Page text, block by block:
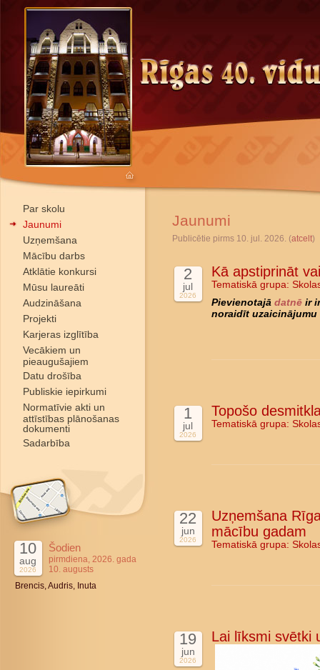
Par skolu
Jaunumi
Uzņemšana
Mācību darbs
Atklātie konkursi
Mūsu laureāti
Audzināšana
Projekti
Karjeras izglītība
Vecākiem un
pieaugušajiem
Datu drošība
Publiskie iepirkumi
Normatīvie akti un
attīstības plānošanas
dokumenti
Sadarbība
10
aug
2026
Šodien
pirmdiena, 2026. gada
10. augusts
Brencis, Audris, Inuta
Jaunumi
Publicētie pirms 10. jul. 2026. (atcelt)
2
jul
2026
Kā apstiprināt
Tematiskā grupa:
Pievienotajā datnē ir
noraidīt uzaicinājumu
1
jul
2026
Topošo
Tematiskā grupa:
22
jun
2026
Uzņemšana
mācību gadam
Tematiskā grupa:
19
jun
2026
Lai līksmi svētki